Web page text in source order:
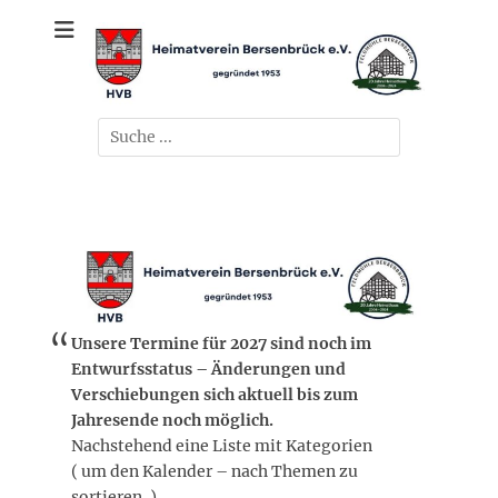
Heimatverein
Bersenbrück e.V.
gegründet 1953
Suchen
nach:
Unsere Termine für 2027 sind noch im
Entwurfsstatus – Änderungen und
Verschiebungen sich aktuell bis zum
Jahresende noch möglich.
Nachstehend eine Liste mit Kategorien
( um den Kalender – nach Themen zu